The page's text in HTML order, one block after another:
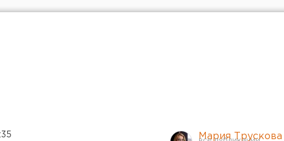
Мария Трускова